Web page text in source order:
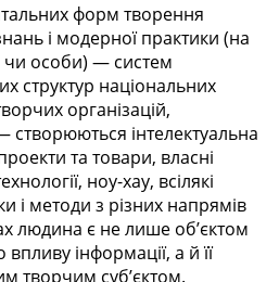
форм творення
і модерної практики (на
чи особи) — систем
структур національних
організацій,
інтелектуальна
та товари, власні
ноу-хау, всілякі
і методи з різних напрямів
людина є не лише об’єктом
інформації, а й її
творчим суб’єктом.